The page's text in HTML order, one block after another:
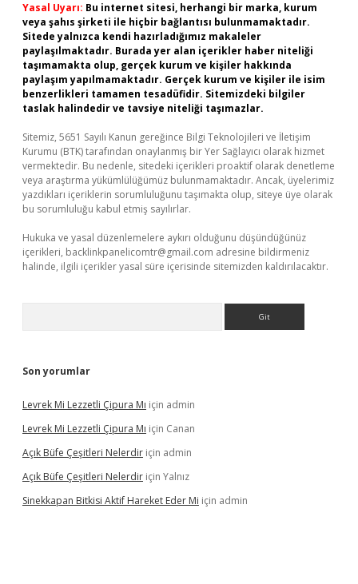
Yasal Uyarı: Bu internet sitesi, herhangi bir marka, kurum
veya şahıs şirketi ile hiçbir bağlantısı bulunmamaktadır.
Sitede yalnızca kendi hazırladığımız makaleler
paylaşılmaktadır. Burada yer alan içerikler haber niteliği
taşımamakta olup, gerçek kurum ve kişiler hakkında
paylaşım yapılmamaktadır. Gerçek kurum ve kişiler ile isim
benzerlikleri tamamen tesadüfidir. Sitemizdeki bilgiler
taslak halindedir ve tavsiye niteliği taşımazlar.
Sitemiz, 5651 Sayılı Kanun gereğince Bilgi Teknolojileri ve İletişim
Kurumu (BTK) tarafından onaylanmış bir Yer Sağlayıcı olarak hizmet
vermektedir. Bu nedenle, sitedeki içerikleri proaktif olarak denetleme
veya araştırma yükümlülüğümüz bulunmamaktadır. Ancak, üyelerimiz
yazdıkları içeriklerin sorumluluğunu taşımakta olup, siteye üye olarak
bu sorumluluğu kabul etmiş sayılırlar.
Hukuka ve yasal düzenlemelere aykırı olduğunu düşündüğünüz
içerikleri, backlinkpanelicomtr@gmail.com adresine bildirmeniz
halinde, ilgili içerikler yasal süre içerisinde sitemizden kaldırılacaktır.
Son yorumlar
Levrek Mi Lezzetli Çipura Mı için admin
Levrek Mi Lezzetli Çipura Mı için Canan
Açık Büfe Çeşitleri Nelerdir için admin
Açık Büfe Çeşitleri Nelerdir için Yalnız
Sinekkapan Bitkisi Aktif Hareket Eder Mi için admin